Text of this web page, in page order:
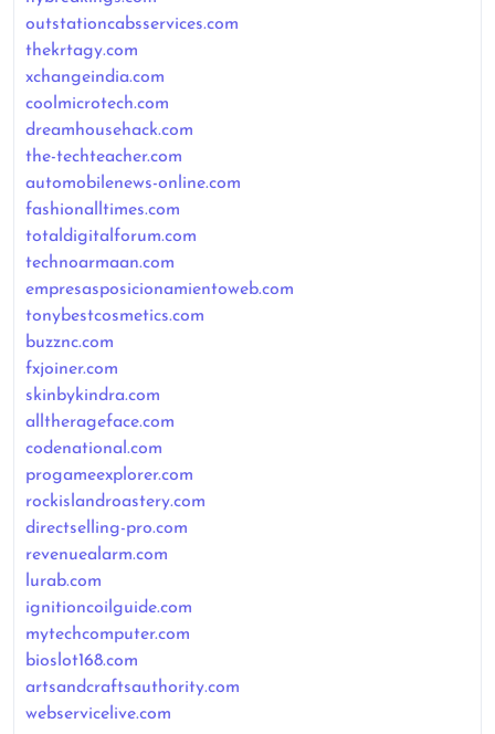
outstationcabsservices.com
thekrtagy.com
xchangeindia.com
coolmicrotech.com
dreamhousehack.com
the-techteacher.com
automobilenews-online.com
fashionalltimes.com
totaldigitalforum.com
technoarmaan.com
empresasposicionamientoweb.com
tonybestcosmetics.com
buzznc.com
fxjoiner.com
skinbykindra.com
alltherageface.com
codenational.com
progameexplorer.com
rockislandroastery.com
directselling-pro.com
revenuealarm.com
lurab.com
ignitioncoilguide.com
mytechcomputer.com
bioslot168.com
artsandcraftsauthority.com
webservicelive.com